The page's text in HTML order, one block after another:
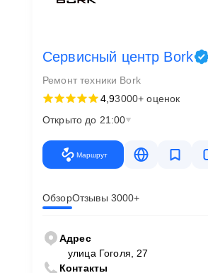
Сервисный центр Bork
Ремонт техники Bork
4,93000+ оценок
Открыто до 21:00
Маршрут
ОбзорОтзывы 3000+
Адрес
улица Гоголя, 27
Контакты